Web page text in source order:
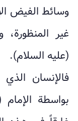
وسائط الفيض
غير
(عليه السلام).
فالإنسان
بواسطة